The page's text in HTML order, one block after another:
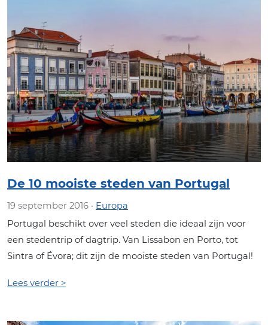
De 10 mooiste steden van Portugal
19 september 2016 · Europa
Portugal beschikt over veel steden die ideaal zijn voor
een stedentrip of dagtrip. Van Lissabon en Porto, tot
Sintra of Évora; dit zijn de mooiste steden van Portugal!
Lees verder >